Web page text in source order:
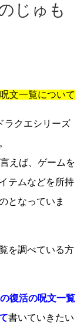
じゅも
文一覧について
ラクエシリーズ
えば、ゲームを
テムなどを所持
となっていま
を調べている方
復活の呪文一覧
書いていきたい